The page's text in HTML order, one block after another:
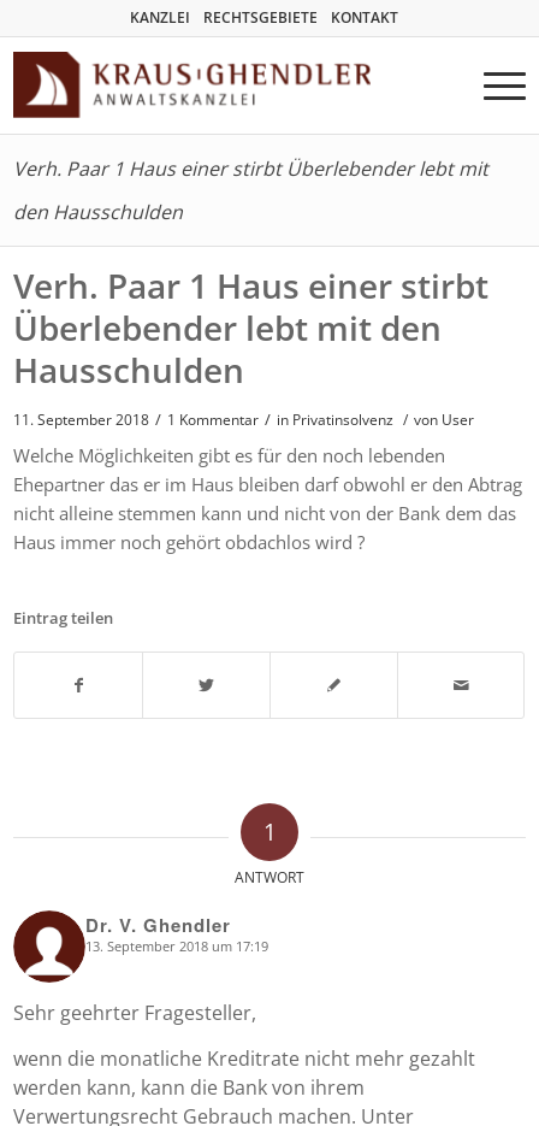
KANZLEI RECHTSGEBIETE KONTAKT
Verh. Paar 1 Haus einer stirbt Überlebender lebt mit
den Hausschulden
Verh. Paar 1 Haus einer stirbt
Überlebender lebt mit den
Hausschulden
11. September 2018 / 1 Kommentar / in Privatinsolvenz / von User
Welche Möglichkeiten gibt es für den noch lebenden
Ehepartner das er im Haus bleiben darf obwohl er den Abtrag
nicht alleine stemmen kann und nicht von der Bank dem das
Haus immer noch gehört obdachlos wird ?
Eintrag teilen
1
ANTWORT
Dr. V. Ghendler
says: 13. September 2018 um 17:19
Sehr geehrter Fragesteller,
wenn die monatliche Kreditrate nicht mehr gezahlt
werden kann, kann die Bank von ihrem
Verwertungsrecht Gebrauch machen. Unter